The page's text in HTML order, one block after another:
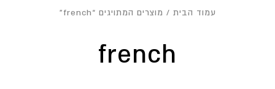
עמוד הבית / מוצרים המתויגים “french”
french